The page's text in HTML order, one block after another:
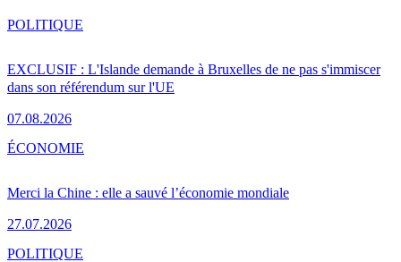
EXCLUSIF : L'Islande demande à Bruxelles de ne pas s'immiscer
dans son référendum sur l'UE
07.08.2026
POLITIQUE
Merci la Chine : elle a sauvé l’économie mondiale
27.07.2026
ÉCONOMIE
POLITIQUE